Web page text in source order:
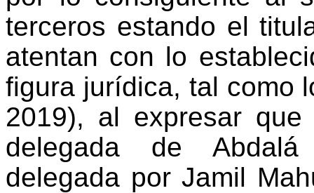
terceros estando el
atentan con lo
figura jurídica, tal como
2019), al expresar
delegada de
delegada por Jamil